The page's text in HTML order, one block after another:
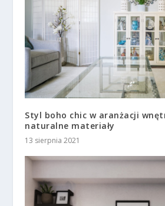
Styl boho chic w aranżacji
naturalne materiały
13 sierpnia 2021